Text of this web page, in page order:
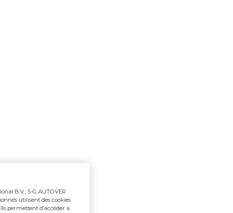
B.V., S-G AUTOVER
utilisent des cookies
permettent d’accéder à